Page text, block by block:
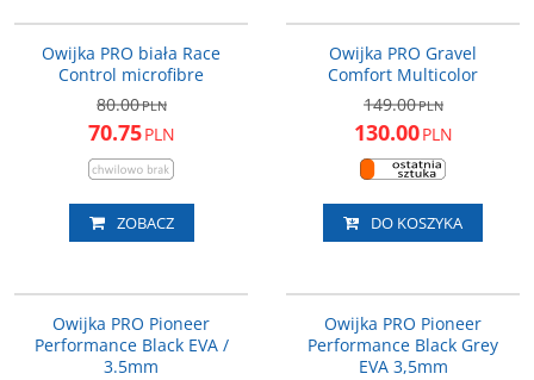
Owijka PRO biała Race
Control microfibre
80.00PLN
70.75PLN
ZOBACZ
Owijka PRO Gravel
Comfort Multicolor
149.00PLN
130.00PLN
DO KOSZYKA
Owijka PRO Pioneer
Performance Black EVA /
3.5mm
Owijka PRO Pioneer
Performance Black Grey
EVA 3,5mm